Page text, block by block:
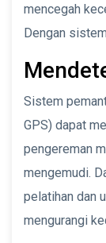
mencegah
Dengan
Sistem
GPS) dapat
pengereman
mengemudi.
pelatihan dan
mengurangi